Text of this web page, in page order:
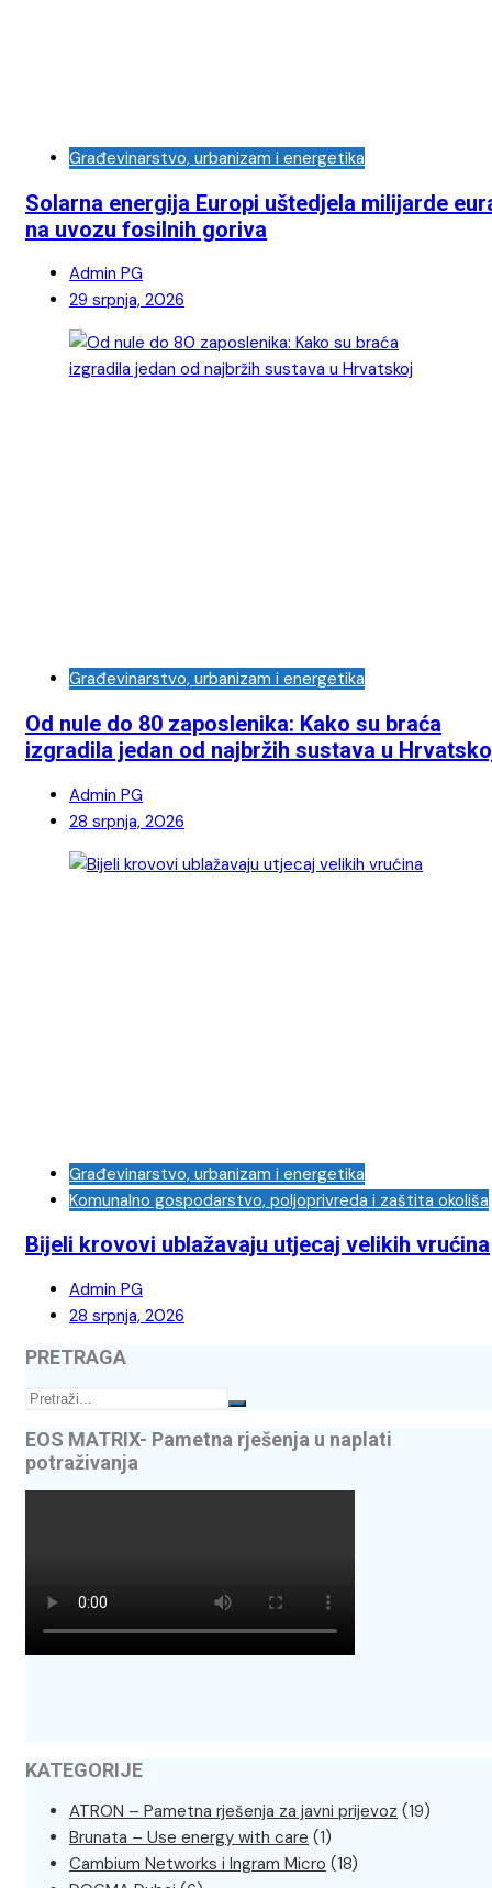
Građevinarstvo, urbanizam i energetika
Solarna energija Europi uštedjela milijarde
na uvozu fosilnih goriva
Admin PG
29 srpnja, 2026
Građevinarstvo, urbanizam i energetika
Od nule do 80 zaposlenika: Kako su braća
izgradila jedan od najbržih sustava u
Admin PG
28 srpnja, 2026
Građevinarstvo, urbanizam i energetika
Komunalno gospodarstvo, poljoprivreda i zaštita okoliša
Bijeli krovovi ublažavaju utjecaj velikih vrućina
Admin PG
28 srpnja, 2026
PRETRAGA
EOS MATRIX- Pametna rješenja u naplati
potraživanja
KATEGORIJE
ATRON – Pametna rješenja za javni prijevoz (19)
Brunata – Use energy with care (1)
Cambium Networks i Ingram Micro (18)